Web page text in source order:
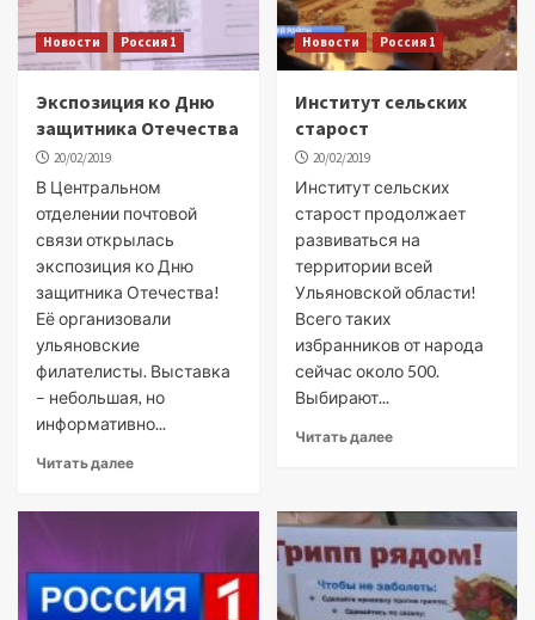
Новости Россия 1
Экспозиция ко Дню
защитника Отечества
20/02/2019
В Центральном
отделении почтовой
связи открылась
экспозиция ко Дню
защитника Отечества!
Её организовали
ульяновские
филателисты. Выставка
– небольшая, но
информативно...
Читать далее
Новости Россия 1
Институт сельских
старост
20/02/2019
Институт сельских
старост продолжает
развиваться на
территории всей
Ульяновской области!
Всего таких
избранников от народа
сейчас около 500.
Выбирают...
Читать далее